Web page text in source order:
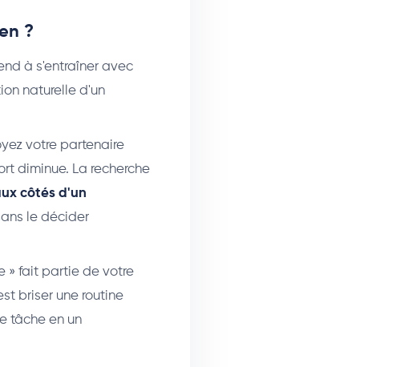
?
à s'entraîner avec
naturelle d'un
votre partenaire
diminue. La recherche
côtés d'un
le décider
» fait partie de votre
briser une routine
tâche en un